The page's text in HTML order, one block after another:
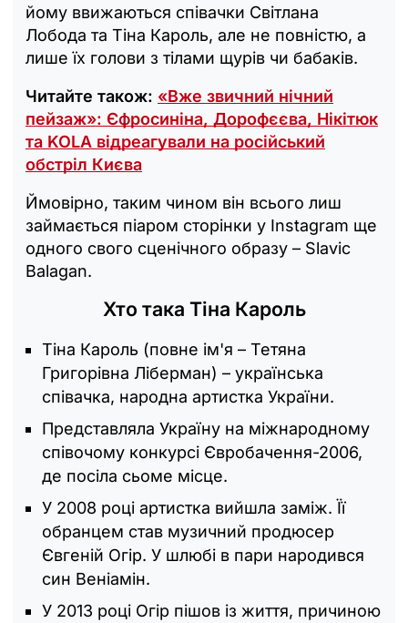
йому ввижаються співачки Світлана
Лобода та Тіна Кароль, але не повністю, а
лише їх голови з тілами щурів чи бабаків.
Читайте також: «Вже звичний нічний
пейзаж»: Єфросиніна, Дорофєєва, Нікітюк
та KOLA відреагували на російський
обстріл Києва
Ймовірно, таким чином він всього лиш
займається піаром сторінки у Instagram ще
одного свого сценічного образу – Slavic
Balagan.
Хто така Тіна Кароль
Тіна Кароль (повне ім'я – Тетяна
Григорівна Ліберман) – українська
співачка, народна артистка України.
Представляла Україну на міжнародному
співочому конкурсі Євробачення-2006,
де посіла сьоме місце.
У 2008 році артистка вийшла заміж. Її
обранцем став музичний продюсер
Євгеній Огір. У шлюбі в пари народився
син Веніамін.
У 2013 році Огір пішов із життя, причиною